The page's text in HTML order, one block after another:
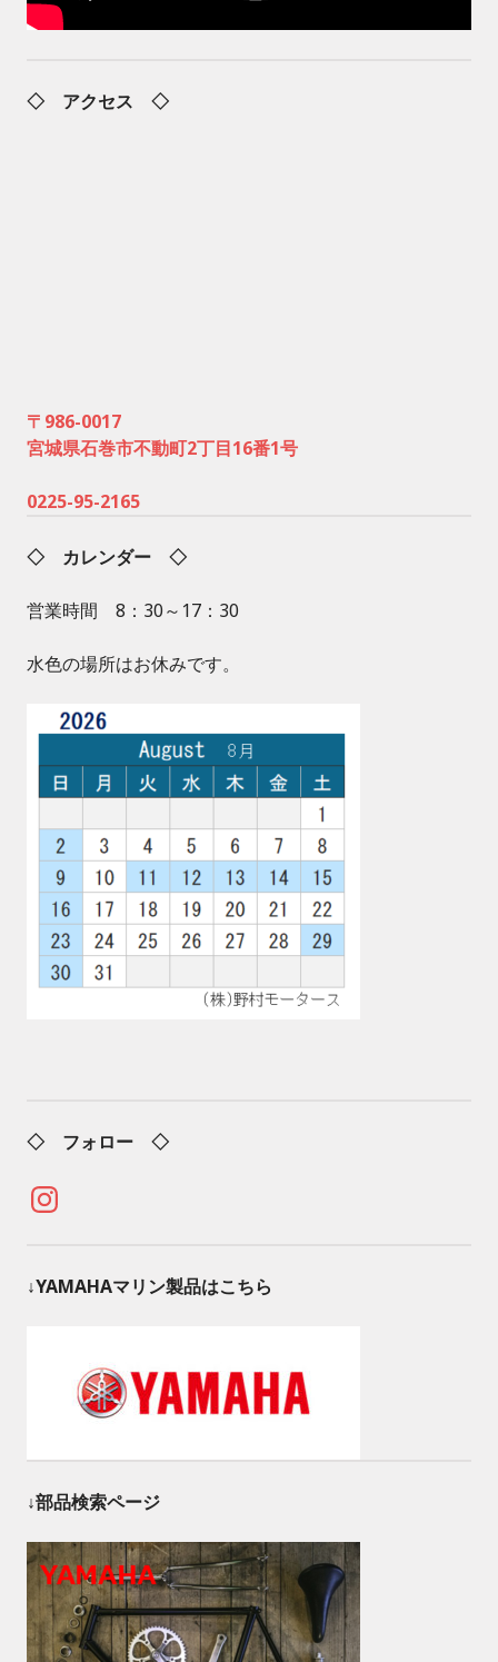
◇ アクセス ◇
〒986-0017
宮城県石巻市不動町2丁目16番1号
0225-95-2165
◇ カレンダー ◇
営業時間 8：30～17：30
水色の場所はお休みです。
◇ フォロー ◇
Instagram
↓YAMAHAマリン製品はこちら
↓部品検索ページ